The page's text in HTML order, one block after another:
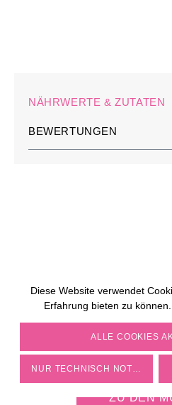
NÄHRWERTE & ZUTATEN
BEWERTUNGEN
JETZT
MÜHLE
ZU DEN
Diese Website verwendet
Erfahrung bieten zu können.
COOKIE-ALLE COOKIES
NUR TECHNISCH NOTWENDIGE